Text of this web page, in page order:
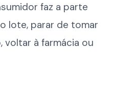
faz a parte
lote, parar de tomar
voltar à farmácia ou